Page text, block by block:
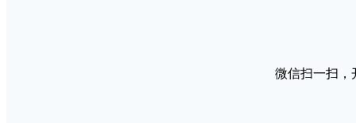
微信扫一扫，